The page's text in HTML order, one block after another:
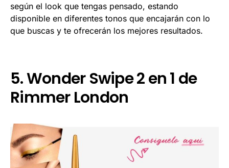
según el look que tengas pensado, estando
disponible en diferentes tonos que encajarán con lo
que buscas y te ofrecerán los mejores resultados.
5. Wonder Swipe 2 en 1 de
Rimmer London